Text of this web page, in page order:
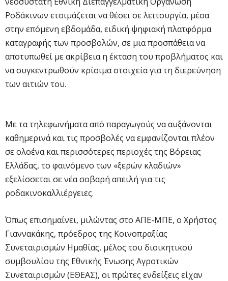
Ροδάκινων ετοιμάζεται να θέσει σε λειτουργία, μέσα
στην επόμενη εβδομάδα, ειδική ψηφιακή πλατφόρμα
καταγραφής των προσβολών, σε μια προσπάθεια να
αποτυπωθεί με ακρίβεια η έκταση του προβλήματος και
να συγκεντρωθούν κρίσιμα στοιχεία για τη διερεύνηση
των αιτιών του.
Με τα τηλεφωνήματα από παραγωγούς να αυξάνονται
καθημερινά και τις προσβολές να εμφανίζονται πλέον
σε ολοένα και περισσότερες περιοχές της Βόρειας
Ελλάδας, το φαινόμενο των «ξερών κλαδιών»
εξελίσσεται σε νέα σοβαρή απειλή για τις
ροδακινοκαλλιέργειες.
Όπως επισημαίνει, μιλώντας στο ΑΠΕ-ΜΠΕ, ο Χρήστος
Γιαννακάκης, πρόεδρος της Κοινοπραξίας
Συνεταιρισμών Ημαθίας, μέλος του διοικητικού
συμβουλίου της Εθνικής Ένωσης Αγροτικών
Συνεταιρισμών (ΕΘΕΑΣ), οι πρώτες ενδείξεις είχαν